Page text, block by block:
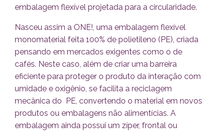
embalagem flexível projetada para a circularidade.
Nasceu assim a ONE!, uma embalagem flexível
monomaterial feita 100% de polietileno (PE), criada
pensando em mercados exigentes como o de
cafés. Neste caso, além de criar uma barreira
eficiente para proteger o produto da interação com
umidade e oxigênio, se facilita a reciclagem
mecânica do PE, convertendo o material em novos
produtos ou embalagens não alimentícias. A
embalagem ainda possui um zíper, frontal ou